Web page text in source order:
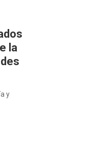
la
y